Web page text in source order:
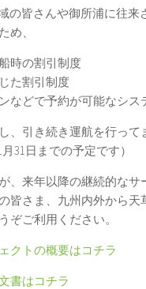
の皆さんや御所浦に往来
め、
時の割引制度
た割引制度
などで予約が可能なシス
、引き続き運航を行って
31日までの予定です）
、来年以降の継続的なサ
皆さま、九州内外から天
ぞご利用ください。
クトの概要はコチラ
書はコチラ